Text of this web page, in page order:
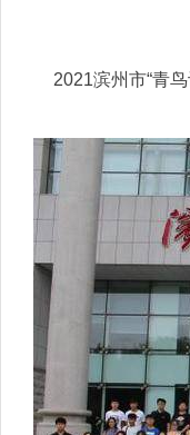
2021滨州市“青